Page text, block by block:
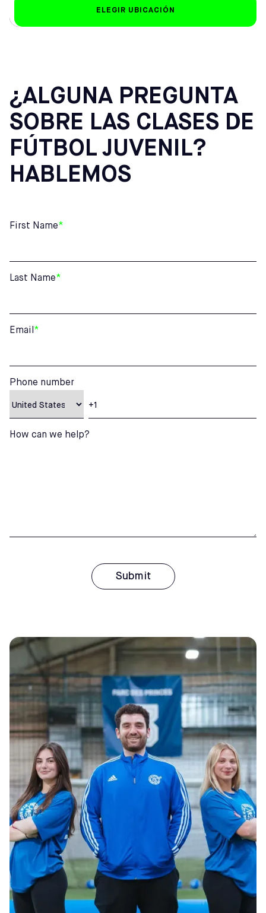
ELEGIR UBICACIÓN
¿ALGUNA PREGUNTA
SOBRE LAS CLASES DE
FÚTBOL JUVENIL?
HABLEMOS
First Name*
Last Name*
Email *
Phone number
How can we help?